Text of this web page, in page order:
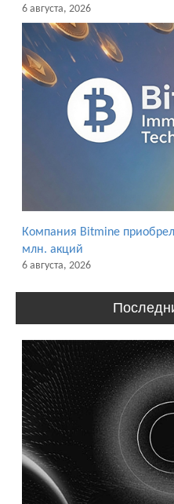
6 августа, 2026
Компания Bitmine
млн. акций
6 августа, 2026